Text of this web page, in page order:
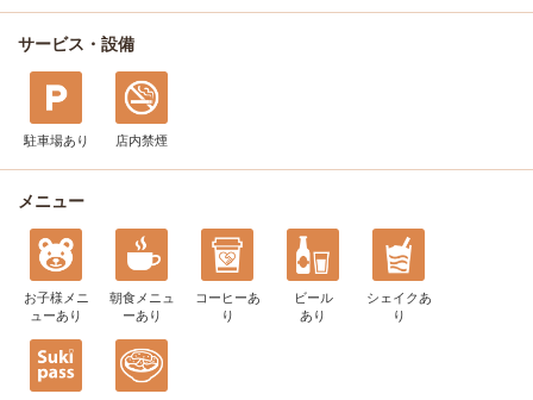
サービス・設備
駐車場あり 店内禁煙
メニュー
お子様メニ
ューあり
朝食メニュ
ーあり
コーヒーあ
り
ビール
あり
シェイク あ
り